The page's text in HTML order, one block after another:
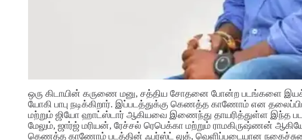
ஒரு கிடாயின் கருணை மனு, சத்திய சோதனை போன்ற படங்களை
யோகி பாபு நடிக்கிறார். இப்படத்துக்கு கெணத்த காணோம் என
மற்றும் ஜியோ ஹாட்ஸ்டார் ஆகியவை இணைந்து தாயரித்துள்ள இந்த
மேலும், ஜார்ஜ் மரியன், ரேச்சல் ரெபெக்கா மற்றும் ராமகிருஷ்ணன்
கெணத்த காணோம் படத்தின் ஃபர்ஸ்ட் லுக், வெளிப்படையான